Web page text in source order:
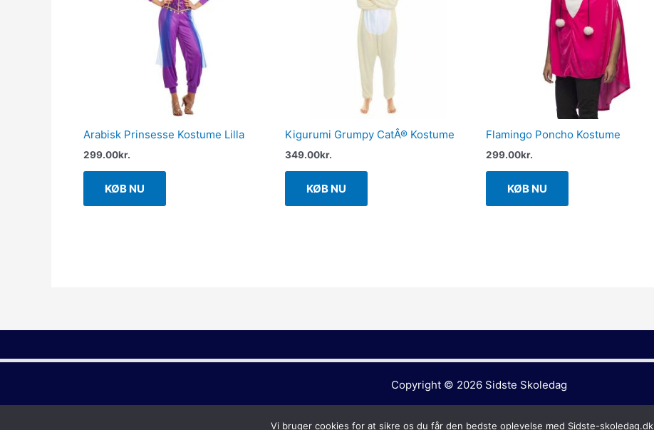
Arabisk Prinsesse Kostume Lilla
299.00kr.
KØB NU
Kigurumi Grumpy CatÂ® Kostume
349.00kr.
KØB NU
Flamingo Poncho Kostume
299.00kr.
KØB NU
Copyright © 2026 Sidste Skoledag
Vi bruger cookies for at sikre os du får den bedste oplevelse med Sidste-skoledag.dk